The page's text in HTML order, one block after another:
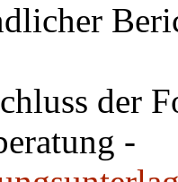
der
-